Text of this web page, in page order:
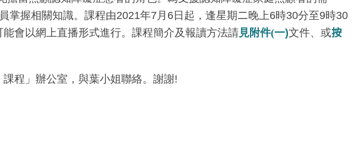
掌握相關知識。課程由2021年7月6日起，逢星期二晚上6時30分至9時30
會以網上直播形式進行。課程簡介及報讀方法請見附件(一)文件、或按
程」辦公室，與葉小姐聯絡。謝謝!